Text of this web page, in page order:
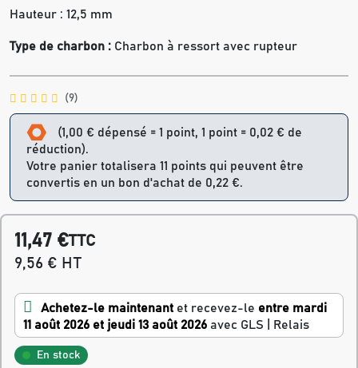
Hauteur : 12,5 mm
Type de charbon : Charbon à ressort avec rupteur
(9)
(1,00 € dépensé = 1 point, 1 point = 0,02 € de
réduction).
Votre panier totalisera 11 points qui peuvent être
convertis en un bon d'achat de 0,22 €.
11,47 €TTC
9,56 € HT
Achetez-le maintenant et recevez-le entre mardi
11 août 2026 et jeudi 13 août 2026 avec GLS | Relais
En stock